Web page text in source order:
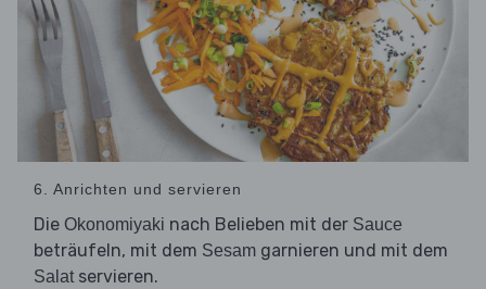
6. Anrichten und servieren
Die Okonomiyaki nach Belieben mit der Sauce
beträufeln, mit dem Sesam garnieren und mit dem
Salatservieren.